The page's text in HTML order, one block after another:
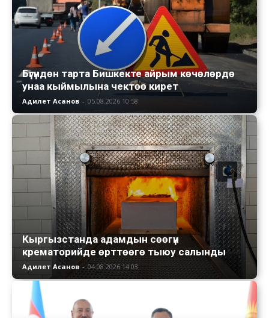
Бүгүндөн тарта Бишкекте айрым көчөлөрдө
унаа кыймылына чектөө кирет
Адилет Асанов - 05.08.2026 10:58
Кыргызстанда адамдын сөөгүн
крематорийде өрттөөгө тыюу салынды
Адилет Асанов - 04.08.2026 14:03